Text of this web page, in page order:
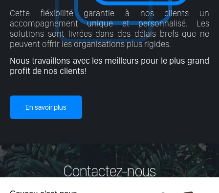
Cette fléxibilité garantie à nos clients un
accompagnement unique et personnalisé. Les
solutions sont livrées dans des délais brefs que ne
peuvent offrir les organisations plus rigides.
Nous travaillons avec les meilleurs pour le plus grand
profit de nos clients!
En savoir plus
Contactez-nous